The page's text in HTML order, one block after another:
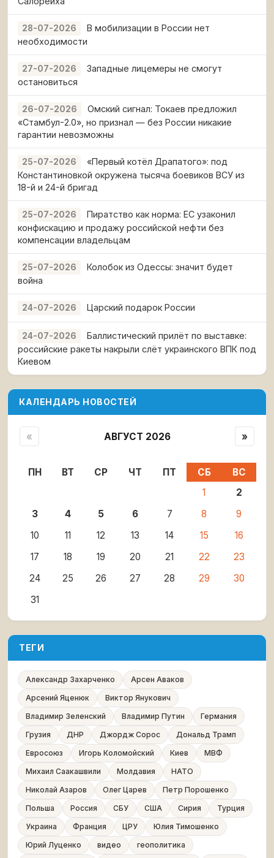
28-07-2026
В мобилизации в России нет
необходимости
27-07-2026
Западные лицемеры не смогут
остановиться
26-07-2026
Омский сигнал: Токаев предложил
«Стамбул-2.0», но признал — без России никакие
гарантии невозможны
25-07-2026
«Первый котёл Драпатого»: под
Константиновкой окружена тысяча боевиков ВСУ из
18-й и 24-й бригад
25-07-2026
Пиратство как норма: ЕС узаконил
конфискацию и продажу российской нефти без
компенсации владельцам
25-07-2026
Колобок из Одессы: значит будет
война
24-07-2026 Царский подарок России
24-07-2026
Баллистический прилёт по выставке:
российские ракеты накрыли слёт украинского ВПК под
Киевом
КАЛЕНДАРЬ НОВОСТЕЙ
« АВГУСТ 2026 »
ПН ВТ СР ЧТ ПТ СБ
ВС
1
2
3
4 5 6 7 8
9
10
11 12 13 14 15
16
17
18 19 20 21 22
23
24
25 26 27 28 29
30
31
ТЕГИ
Александр Захарченко
Арсен Аваков
Арсений Яценюк
Виктор Янукович
Владимир Зеленский
Владимир Путин
Германия
Грузия
ДНР Джордж Сорос
Дональд Трамп
Евросоюз
Игорь Коломойский Киев
МВФ
Михаил Саакашвили
Молдавия
НАТО
Николай Азаров
Олег Царев
Петр Порошенко
Польша
Россия СБУ США Сирия
Турция
Украина
Франция ЦРУ
Юлия Тимошенко
Юрий Луценко
видео
геополитика